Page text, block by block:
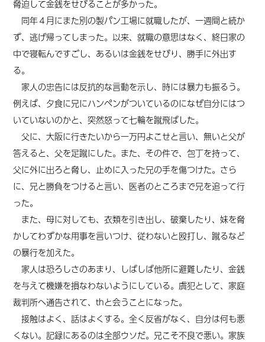
脅迫して金銭をせびることが多かった。
同年４月にまた別の製パン工場に就職したが、一週間と続か
ず、逃げ帰ってしまった。以来、就職の意思はなく、終日家の
中で寝転んですごし、あるいは金銭をせびり、勝手に外出す
る。
家人の忠告には反抗的な言動を示し、時には暴力も振るう。
例えば、夕食に兄にハンペンがついているのになぜ自分にはつ
いていないのかと、突然怒って七輪を蹴飛ばした。
父に、大阪に行きたいから一万円よこせと言い、無いと父が
答えると、父を足蹴にした。また、その件で、包丁を持って、
父に外に出ろと脅し、止めに入った兄の手を傷つけた。さら
に、兄と勝負をつけると言い、医者のところまで兄を追って行
った。
また、母に対しても、衣類を引き出し、破棄したり、妹を脅
かしてわずかな用事を言いつけ、従わないと殴打し、蹴るなど
の暴行を加えた。
家人は恐ろしさのあまり、しばしば他所に避難したり、金銭
を与えて機嫌を損なわないようにしている。虞犯として、家庭
裁判所へ通告されて、thと会うことになった。
接触はよく、話はよくする。全く反省がなく、自分は何も悪
くない。記録にあるのは全部ウソだ。兄こそ不良で悪い。家族